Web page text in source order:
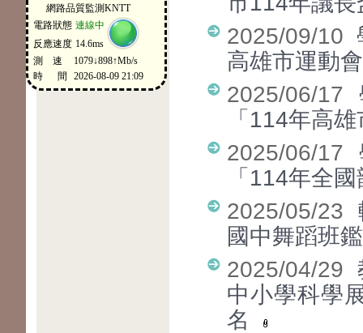
2025/09/10
高雄市運動
2025/06/17
「114年高
2025/06/17
「114年全
2025/05/23
國中舞蹈班
2025/04/29
中小學科學
名